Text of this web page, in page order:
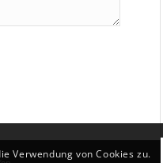
Verwendung von Cookies zu.